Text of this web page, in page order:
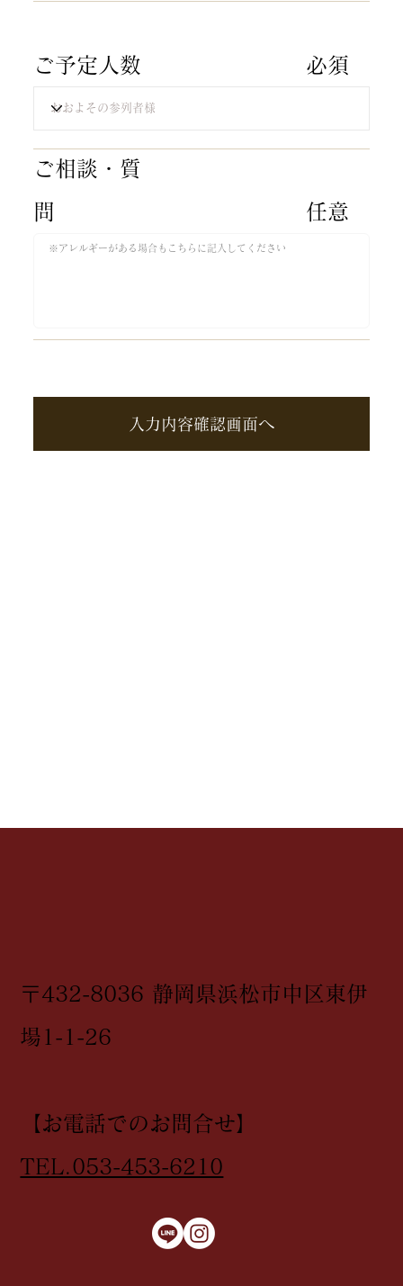
​必須​
​ご予定人数
​ご相談・質
問​
​任意
入力内容確認画面へ
〒432-8036 静岡県浜松市中区東伊
場1-1-26
【お電話でのお問合せ】
TEL.053-453-6210